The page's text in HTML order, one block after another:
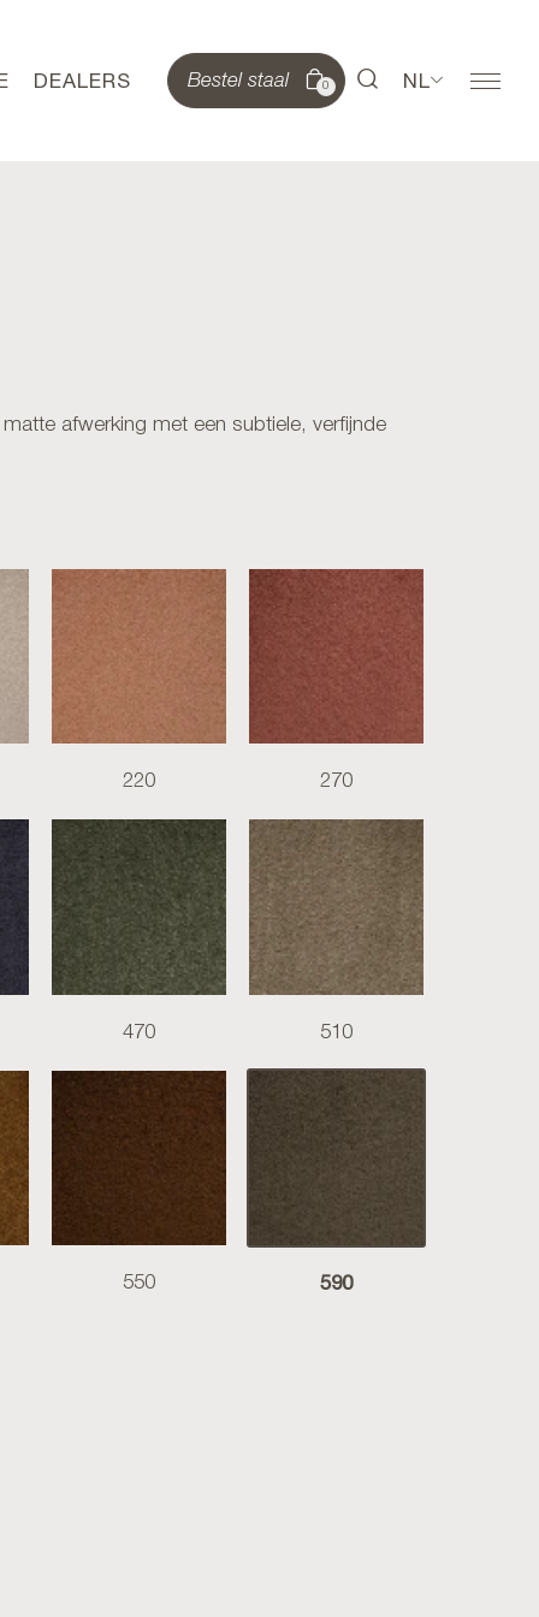
DEALERS Bestel staal 0 NL
afwerking met een subtiele, verfijnde
220 270
470 510
550 590